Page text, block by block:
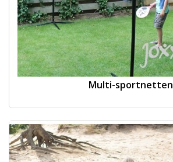
Multi-sportnetten